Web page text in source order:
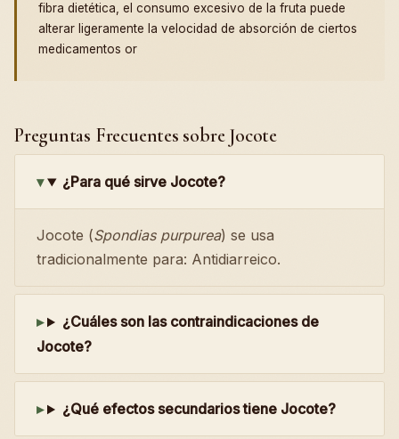
fibra dietética, el consumo excesivo de la fruta puede
alterar ligeramente la velocidad de absorción de ciertos
medicamentos or
Preguntas Frecuentes sobre Jocote
¿Para qué sirve Jocote?
Jocote (Spondias purpurea) se usa
tradicionalmente para: Antidiarreico.
¿Cuáles son las contraindicaciones de
Jocote?
¿Qué efectos secundarios tiene Jocote?